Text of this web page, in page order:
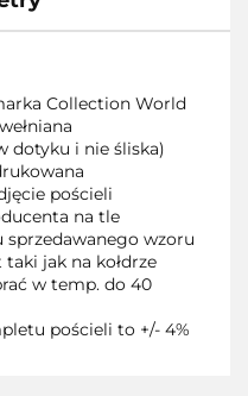
Collection World
dotyku i nie śliska)
pościeli
na tle
sprzedawanego wzoru
jak na kołdrze
w temp. do 40
pościeli to +/- 4%